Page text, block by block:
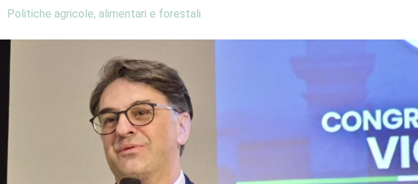
Politiche agricole, alimentari e forestali